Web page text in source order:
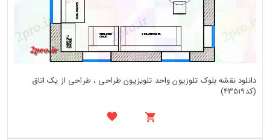
دانلود نقشه بلوک تلوزیون واحد تلویزیون طراحی ، طراحی از یک اتاق
(کد43519)